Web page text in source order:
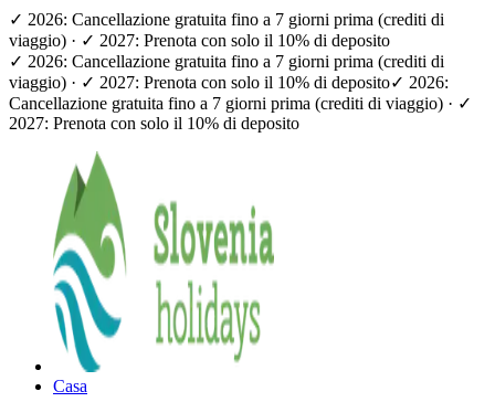
✓ 2026: Cancellazione gratuita fino a 7 giorni prima (crediti di
viaggio) · ✓ 2027: Prenota con solo il 10% di deposito
✓ 2026: Cancellazione gratuita fino a 7 giorni prima (crediti di
viaggio) · ✓ 2027: Prenota con solo il 10% di deposito✓ 2026:
Cancellazione gratuita fino a 7 giorni prima (crediti di viaggio) · ✓
2027: Prenota con solo il 10% di deposito
Casa